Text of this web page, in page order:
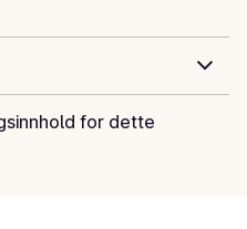
for dette